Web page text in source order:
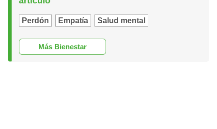
Perdón Empatía Salud mental
Más Bienestar